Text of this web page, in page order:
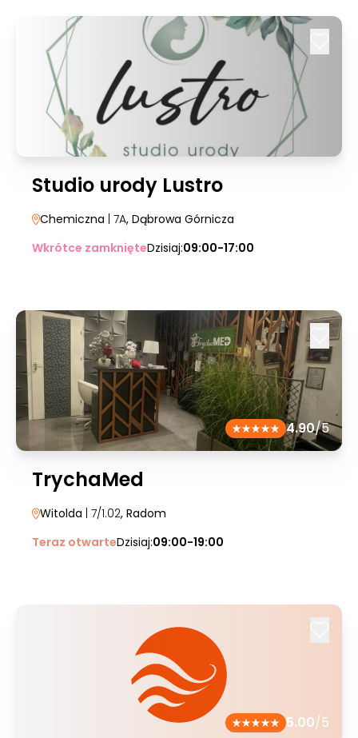
Studio urody Lustro
Chemiczna | 7A, Dąbrowa Górnicza
Wkrótce zamknięteDzisiaj:09:00-17:00
4.90/5
TrychaMed
Witolda | 7/1.02, Radom
Teraz otwarteDzisiaj:09:00-19:00
5.00/5